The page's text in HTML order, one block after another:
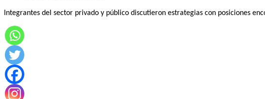
Integrantes del sector privado y público discutieron estrategias con posiciones